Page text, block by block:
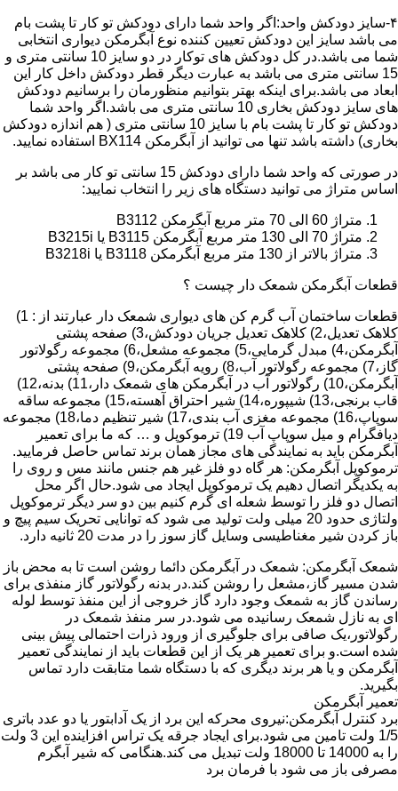
۴-سایز دودکش واحد:اگر واحد شما دارای دودکش تو کار تا پشت بام
می باشد سایز این دودکش تعیین کننده نوع آبگرمکن دیواری انتخابی
شما می باشد.در کل دودکش های توکار در دو سایز 10 سانتی متری و
15 سانتی متری می باشد به عبارت دیگر قطر دودکش داخل کار این
ابعاد می باشد.برای اینکه بهتر بتوانیم منظورمان را برسانیم دودکش
های سایز دودکش بخاری 10 سانتی متری می باشد.اگر واحد شما
دودکش تو کار تا پشت بام با سایز 10 سانتی متری ( هم اندازه دودکش
بخاری) داشته باشد تنها می توانید از آبگرمکن BX114 استفاده نمایید.
در صورتی که واحد شما دارای دودکش 15 سانتی تو کار می باشد بر
اساس متراژ می توانید دستگاه های زیر را انتخاب نمایید:
متراژ 60 الی 70 متر مربع آبگرمکن B3112
متراژ 70 الی 130 متر مربع آبگرمکن B3115 یا B3215i
متراژ بالاتر از 130 متر مربع آبگرمکن B3118 یا B3218i
قطعات آبگرمکن شمعک دار چیست ؟
قطعات ساختمان آب گرم کن های دیواری شمعک دار عبارتند از : 1)
کلاهک تعدیل،2) کلاهک تعدیل جریان دودکش،3) صفحه پشتی
آبگرمکن،4) مبدل گرمایی،5) مجموعه مشعل،6) مجموعه رگولاتور
گاز،7) مجموعه رگولاتور آب،8) رویه آبگرمکن،9) صفحه پشتی
آبگرمکن،10) رگولاتور آب در آبگرمکن های شمعک دار،11) بدنه،12)
قاب برنجی،13) شیپوره،14) شیر احتراق آهسته،15) مجموعه ساقه
سوپاپ،16) مجموعه مغزی آب بندی،17) شیر تنظیم دما،18) مجموعه
دیافگرام و میل سوپاپ آب 19) ترموکوپل و … که ما برای تعمیر
آبگرمکن باید به نمایندگی های مجاز همان برند تماس حاصل فرمایید.
ترموکوپل آبگرمکن: هر گاه دو فلز غیر هم جنس مانند مس و روی را
به یکدیگر اتصال دهیم یک ترموکوپل ایجاد می شود.حال اگر محل
اتصال دو فلز را توسط شعله ای گرم کنیم بین دو سر دیگر ترموکوپل
ولتاژی حدود 20 میلی ولت تولید می شود که توانایی تحریک سیم پیچ و
باز کردن شیر مغناطیسی وسایل گاز سوز را در مدت 20 ثانیه دارد.
شمعک آبگرمکن: شمعک در آبگرمکن دائما روشن است تا به محض باز
شدن مسیر گاز،مشعل را روشن کند.در بدنه رگولاتور گاز منفذی برای
رساندن گاز به شمعک وجود دارد گاز خروجی از این منفذ توسط لوله
ای به نازل شمعک رسانیده می شود.در سر منفذ شمعک در
رگولاتور،یک صافی برای جلوگیری از ورود ذرات احتمالی پیش بینی
شده است.و برای تعمیر هر یک از این قطعات باید از نمایندگی تعمیر
آبگرمکن و یا هر برند دیگری که با دستگاه شما متابقت دارد تماس
بگیرید.
تعمیر آبگرمکن
برد کنترل آبگرمکن:نیروی محرکه این برد از یک آدابتور یا دو عدد باتری
1/5 ولت تامین می شود.برای ایجاد جرقه یک تراس افزاینده این 3 ولت
را به 14000 تا 18000 ولت تبدیل می کند.هنگامی که شیر آبگرم
مصرفی باز می شود با فرمان برد